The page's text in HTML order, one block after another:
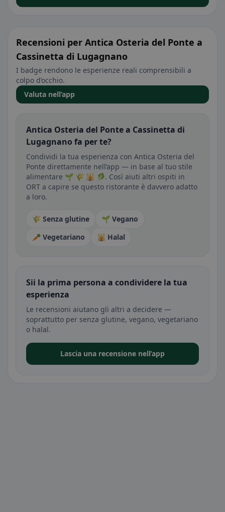
Recensioni per Antica Osteria del Ponte a
Cassinetta di Lugagnano
I badge rendono le esperienze reali comprensibili a
colpo d’occhio.
Valuta nell’app
Antica Osteria del Ponte a Cassinetta di
Lugagnano fa per te?
Condividi la tua esperienza con Antica Osteria del
Ponte direttamente nell’app — in base al tuo stile
alimentare 🌱 🌾 🕌 🥬. Così aiuti altri ospiti in
ORT a capire se questo ristorante è davvero adatto
a loro.
🌾 Senza glutine
🌱 Vegano
🥕 Vegetariano
🕌 Halal
Sii la prima persona a condividere la tua
esperienza
Le recensioni aiutano gli altri a decidere —
soprattutto per senza glutine, vegano, vegetariano
o halal.
Lascia una recensione nell’app